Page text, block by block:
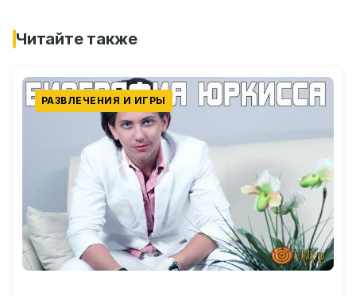
Читайте также
РАЗВЛЕЧЕНИЯ И ИГРЫ